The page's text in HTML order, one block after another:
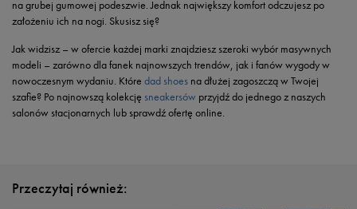
na grubej gumowej podeszwie. Jednak największy komfort odczujesz po
założeniu ich na nogi. Skusisz się?
Jak widzisz – w ofercie każdej marki znajdziesz szeroki wybór masywnych
modeli – zarówno dla fanek najnowszych trendów, jak i fanów wygody w
nowoczesnym wydaniu. Które dad shoes na dłużej zagoszczą w Twojej
szafie? Po najnowszą kolekcję sneakersów przyjdź do jednego z naszych
salonów stacjonarnych lub sprawdź ofertę online.
Przeczytaj również: